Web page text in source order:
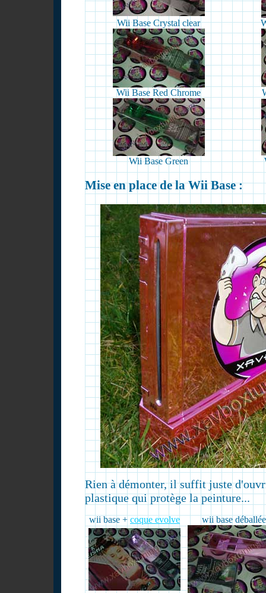
Wii Base Crystal clear
Wii Base Red Chrome
Wii Base Green
Mise en place de la Wii Base :
Rien à démonter, il suffit juste
plastique qui protège la peinture...
wii base + coque evolve wii base déballée